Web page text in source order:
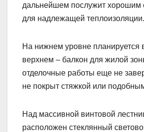
дальнейшем послужит хорошим
для надлежащей теплоизоляции.
На нижнем уровне планируется
верхнем – балкон для жилой
отделочные работы еще не
не покрыт стяжкой или
Над массивной винтовой
расположен стеклянный